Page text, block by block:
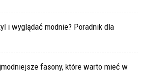
i wyglądać modnie? Poradnik dla
fasony, które warto mieć w